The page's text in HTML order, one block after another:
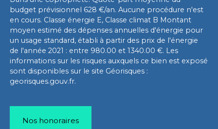
budget prévisionnel 628 €/an. Aucune procédure n'est
en cours. Classe énergie E, Classe climat B Montant
moyen estimé des dépenses annuelles d'énergie pour
un usage standard, établi à partir des prix de l'énergie
de l'année 2021 : entre 980.00 et 1340.00 €. Les
informations sur les risques auxquels ce bien est exposé
sont disponibles sur le site Géorisques :
georisques.gouv.fr.
Nos honoraires